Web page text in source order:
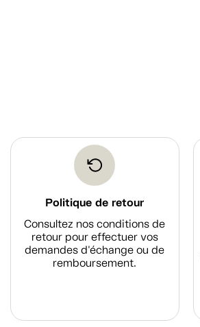
Politique de retour
Consultez nos conditions de
retour pour effectuer vos
demandes d'échange ou de
remboursement.